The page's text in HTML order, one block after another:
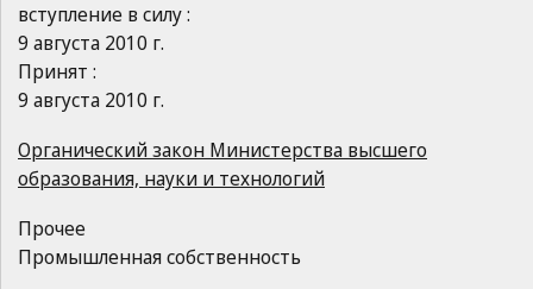
вступление в силу :
9 августа 2010 г.
Принят :
9 августа 2010 г.
Органический закон Министерства высшего
образования, науки и технологий
Прочее
Промышленная собственность